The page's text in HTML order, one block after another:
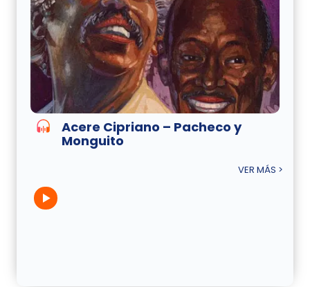
Acere Cipriano – Pacheco y
Monguito
VER MÁS >